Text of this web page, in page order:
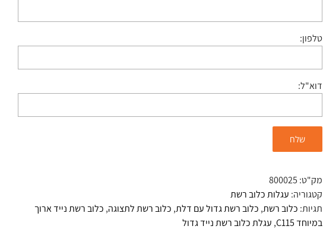
טלפון:
דוא"ל:
מק"ט: 800025
קטגוריה: עגלות כלוב רשת
תגיות: כלוב רשת, כלוב רשת גדול עם דלת, כלוב רשת לתצוגה, כלוב רשת נייד ארוך
במיוחד C115
, עגלת כלוב רשת נייד גדול